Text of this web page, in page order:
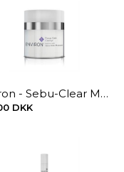
Environ - Sebu-Clear Masque 50 ml.
DKK